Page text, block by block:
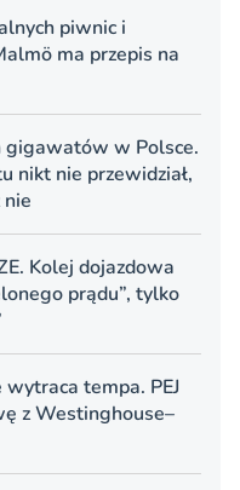
piwnic i
ma przepis na
gigawatów w Polsce.
nikt nie przewidział,
Kolej dojazdowa
prądu”, tylko
tempa. PEJ
z Westinghouse–